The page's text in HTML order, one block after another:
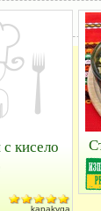
кисело
kapakyga